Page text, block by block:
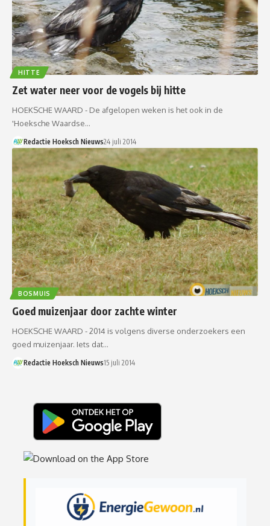
HITTE
Zet water neer voor de vogels bij hitte
HOEKSCHE WAARD - De afgelopen weken is het ook in de
'Hoeksche Waardse…
Redactie Hoeksch Nieuws24 juli 2014
BOSMUIS
Goed muizenjaar door zachte winter
HOEKSCHE WAARD - 2014 is volgens diverse onderzoekers een
goed muizenjaar. Iets dat…
Redactie Hoeksch Nieuws15 juli 2014